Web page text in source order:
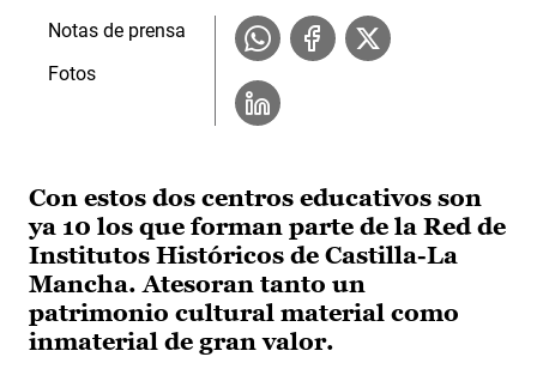
Con estos dos centros educativos son
ya 10 los que forman parte de la Red de
Institutos Históricos de Castilla-La
Mancha. Atesoran tanto un
patrimonio cultural material como
inmaterial de gran valor.
Notas de prensa
Fotos